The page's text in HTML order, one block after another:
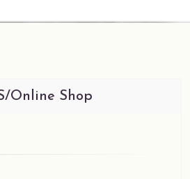
online Shop